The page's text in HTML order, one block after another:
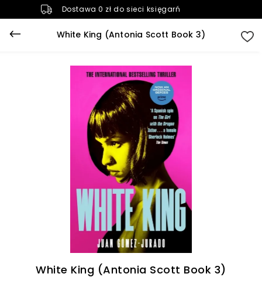
Dostawa 0 zł do sieci księgarń
White King (Antonia Scott Book 3)
White King (Antonia Scott Book 3)